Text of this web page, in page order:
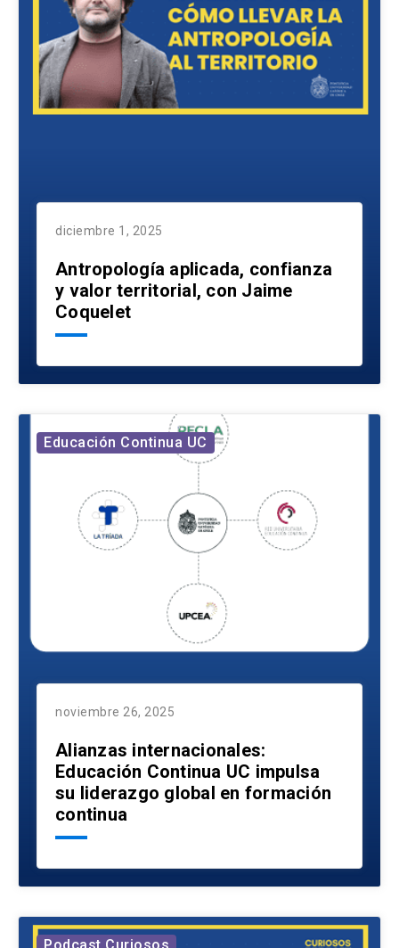
diciembre 1, 2025
Antropología aplicada, confianza
y valor territorial, con Jaime
Coquelet
Educación Continua UC
noviembre 26, 2025
Alianzas internacionales:
Educación Continua UC impulsa
su liderazgo global en formación
continua